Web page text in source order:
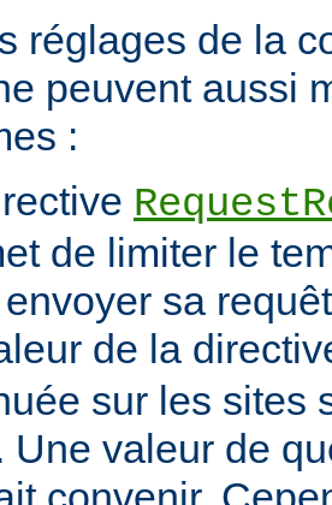
réglages de la
peuvent aussi
:
de limiter le
sa
de la
sur les sites
Une valeur de